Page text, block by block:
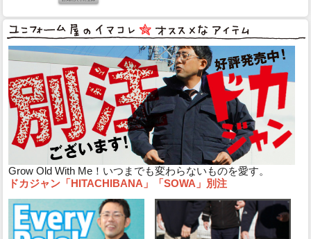
Grow Old With Me！いつまでも変わらないものを愛す。
ドカジャン「HITACHIBANA」「SOWA」別注